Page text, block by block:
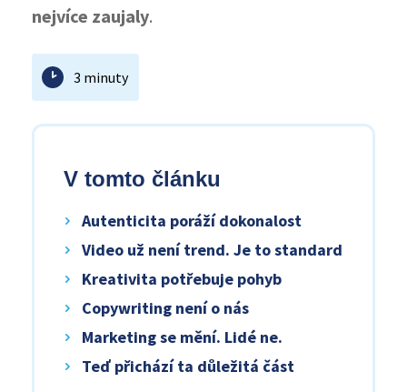
nejvíce zaujaly.
3 minuty
V tomto článku
Autenticita poráží dokonalost
Video už není trend. Je to standard
Kreativita potřebuje pohyb
Copywriting není o nás
Marketing se mění. Lidé ne.
Teď přichází ta důležitá část